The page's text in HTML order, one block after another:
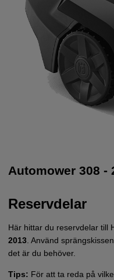
Automower 308 -
Reservdelar
Här hittar du reservdelar till
2013 . Använd
det är du behöver.
Tips: För att ta reda på